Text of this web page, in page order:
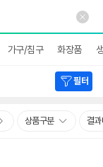
가구/침구 화장품
필터
상품구분 결